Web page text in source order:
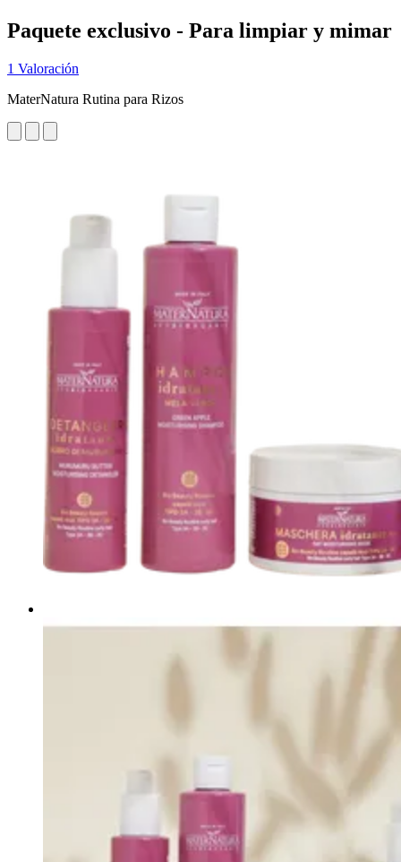
Paquete exclusivo - Para limpiar y mimar
1 Valoración
MaterNatura Rutina para Rizos